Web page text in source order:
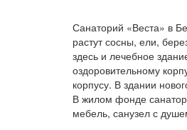
Санаторий «Веста» в
растут сосны, ели,
здесь и лечебное
оздоровительному
корпусу. В здании
В жилом фонде
мебель, санузел с